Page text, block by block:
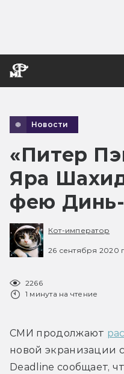
Новости
«Питер
Яра
фею
Кот-император
26 сентября 2020 г.
2266
1 минута на чтение
СМИ продолжают
новой экранизации
Deadline сообщает,